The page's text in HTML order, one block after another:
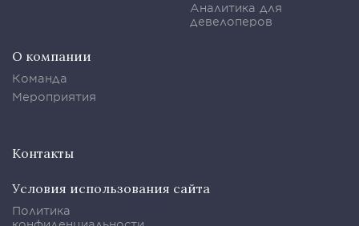
Аналитика для
девелоперов
О компании
Команда
Мероприятия
Контакты
Условия использования сайта
Политика